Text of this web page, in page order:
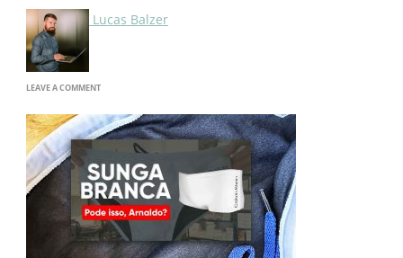
Lucas Balzer
LEAVE A COMMENTON
BRANCA-
CALVIN-
VIDEO